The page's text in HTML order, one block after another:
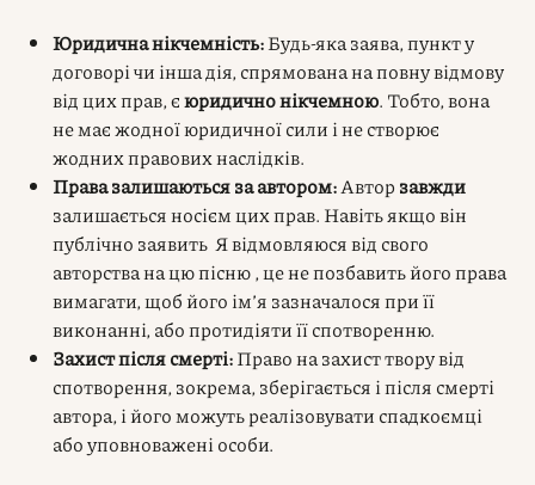
Юридична нікчемність:Будь-яка заява, пункт у
договорі чи інша дія, спрямована на повну відмову
від цих прав, єюридично нікчемною. Тобто, вона
не має жодної юридичної сили і не створює
жодних правових наслідків.
Права залишаються за автором:Автор завжди
залишається носієм цих прав. Навіть якщо він
публічно заявить Я відмовляюся від свого
авторства на цю пісню , це не позбавить його права
вимагати, щоб його ім’я зазначалося при її
виконанні, або протидіяти її спотворенню.
Захист після смерті:Право на захист твору від
спотворення, зокрема, зберігається і після смерті
автора, і його можуть реалізовувати спадкоємці
або уповноважені особи.